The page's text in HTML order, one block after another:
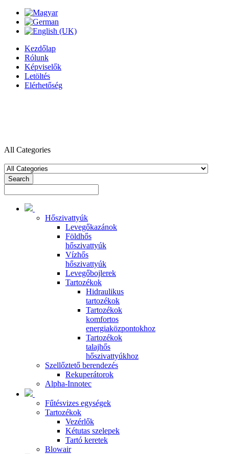
Kezdőlap
Rólunk
Képviselők
Letöltés
Elérhetőség
All Categories
Search
Hőszivattyúk
Levegőkazánok
Földhős
hőszivattyúk
Vízhős
hőszivattyúk
Levegőbojlerek
Tartozékok
Hidraulikus
tartozékok
Tartozékok
komfortos
energiaközpontokhoz
Tartozékok
talajhős
hőszivattyúkhoz
Szellőztető berendezés
Rekuperátorok
Alpha-Innotec
Fűtésvizes egységek
Tartozékok
Vezérlők
Kétutas szelepek
Tartó keretek
Blowair